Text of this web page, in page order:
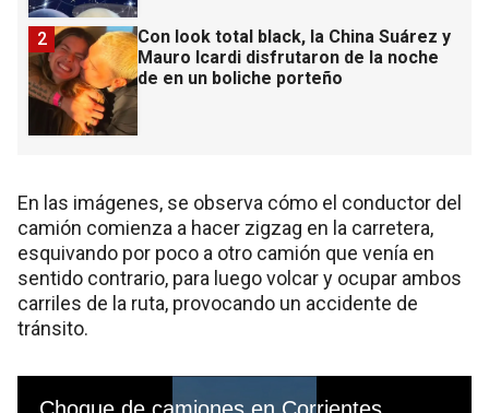
Con look total black, la China Suárez y
Mauro Icardi disfrutaron de la noche
de en un boliche porteño
2
En las imágenes, se observa cómo el conductor del
camión comienza a hacer zigzag en la carretera,
esquivando por poco a otro camión que venía en
sentido contrario, para luego volcar y ocupar ambos
carriles de la ruta, provocando un accidente de
tránsito.